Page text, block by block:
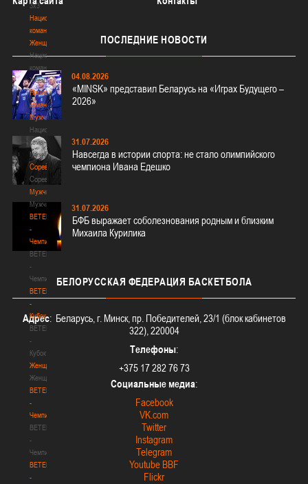
3х3
Национальная
команда.
Женщины
Национальная
команда.
Женщины
Национальная
команда.
Мужчины
Национальная
команда.
Мужчины
Соревнования
Соревнования
Мужчины
Мужчины
BETERA
-
Чемпионат
BETERA
-
Чемпионат
BETERA
-
Кубок
BETERA
-
Кубок
Женщины
Женщины
BETERA
-
Чемпионат
BETERA
-
Чемпионат
BETERA
-
ПОСЛЕДНИЕ НОВОСТИ
04.08.2026
«MINSK» представил Беларусь на «Играх Будущего –
2026»
31.07.2026
Навсегда в истории спорта: не стало олимпийского
чемпиона Ивана Едешко
31.07.2026
БФБ выражает соболезнования родным и близким
Михаила Курилика
БЕЛОРУССКАЯ ФЕДЕРАЦИЯ БАСКЕТБОЛА
Адрес: Беларусь, г. Минск, пр. Победителей, 23/1 (блок кабинетов
322), 220004
Телефоны:
+375 17 282 76 73
Социальные медиа:
Facebook
VK.com
Twitter
Instagram
Telegram
Youtube BBF
Flickr